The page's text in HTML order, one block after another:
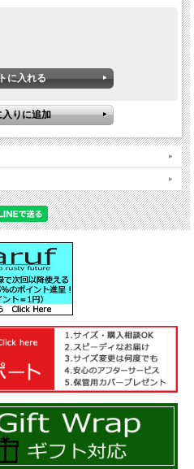
ブラックカラー、馬革ベジ
。着込むほどに艶が出て、
す。